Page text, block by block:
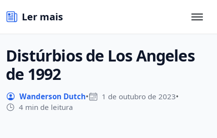
Ler mais
Distúrbios de Los Angeles
de 1992
Wanderson Dutch• 1 de outubro de 2023•
4 min de leitura